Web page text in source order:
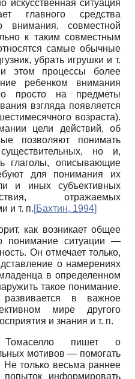
ситуация
главного средства
внимания, совместной
к таким совместным
самые обычные
убрать игрушки и т.
этом процессы более
ребенком внимания
просто на предметы
взгляда появляется
возраста).
цели действий, об
позволяют понимать
но и,
глаголы, описывающие
для понимания их
и иных субъективных
отражаемых
и т. п.[Бахтин, 1994]
как возникает общее
понимание ситуации —
Он отмечает только,
о намерениях
в определенном
такое понимание.
в важное
мире другого
и знания и т. п.
Томаселло пишет о
мотивов — помогать
Не только весьма раннее
информировать